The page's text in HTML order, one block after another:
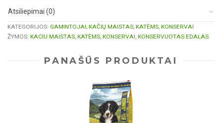
Atsiliepimai (0)
KATEGORIJOS: GAMINTOJAI, KAČIŲ MAISTAS, KATĖMS, KONSERVAI
ŽYMOS: KACIU MAISTAS, KATĖMS, KONSERVAI, KONSERVUOTAS EDALAS
PANAŠŪS PRODUKTAI